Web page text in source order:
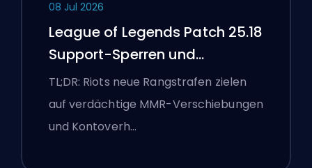
08 Jul 2026
League of Legends Patch 25.18
Support-Sperren und
Boosting-Flaggen
TL;DR: Riots neue Rangstrafen zielen
auf verdächtige MMR-Verschiebungen
und Kontoverh…